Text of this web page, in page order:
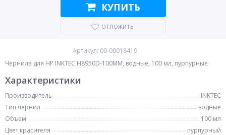
КУПИТЬ
ОТЛОЖИТЬ
Артикул: 00-00018419
Чернила для HP INKTEC H8950D-100MM, водные, 100 мл, пурпурные
Характеристики
Производитель
INKTEC
Тип чернил
водные
Объем
100 мл
Цвет красителя
пурпурный